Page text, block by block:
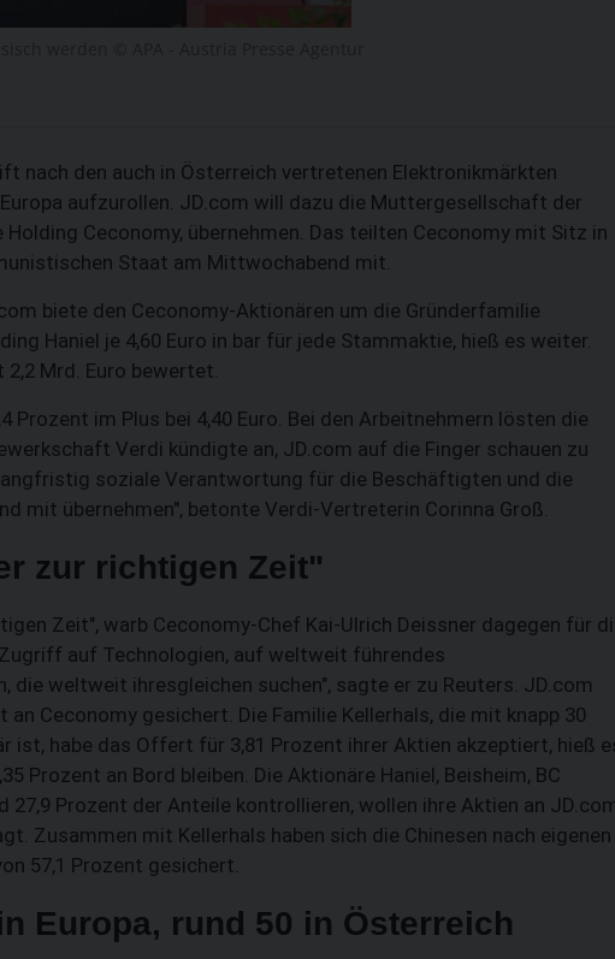
nach den auch in Österreich vertretenen Elektronikmärkten
aufzurollen. JD.com will dazu die Muttergesellschaft der
Ceconomy, übernehmen. Das teilten Ceconomy mit Sitz in
Staat am Mittwochabend mit.
biete den Ceconomy-Aktionären um die Gründerfamilie
Haniel je 4,60 Euro in bar für jede Stammaktie, hieß es weiter.
Mrd. Euro bewertet.
Prozent im Plus bei 4,40 Euro. Bei den Arbeitnehmern lösten die
Verdi kündigte an, JD.com auf die Finger schauen zu
soziale Verantwortung für die Beschäftigten und die
mit übernehmen", betonte Verdi-Vertreterin Corinna Groß.
zur richtigen Zeit"
Zeit", warb Ceconomy-Chef Kai-Ulrich Deissner dagegen für
auf Technologien, auf weltweit führendes
die weltweit ihresgleichen suchen", sagte er zu Reuters. JD.com
Ceconomy gesichert. Die Familie Kellerhals, die mit knapp 30
ist, habe das Offert für 3,81 Prozent ihrer Aktien akzeptiert, hieß
Prozent an Bord bleiben. Die Aktionäre Haniel, Beisheim, BC
27,9 Prozent der Anteile kontrollieren, wollen ihre Aktien an
Zusammen mit Kellerhals haben sich die Chinesen nach eigenen
57,1 Prozent gesichert.
Europa, rund 50 in Österreich